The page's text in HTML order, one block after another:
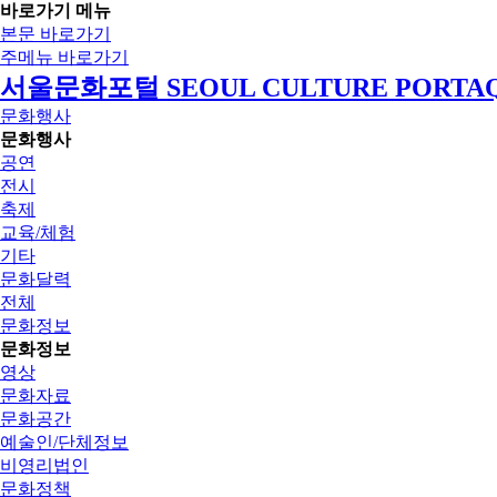
바로가기 메뉴
본문 바로가기
주메뉴 바로가기
서울문화포털 SEOUL CULTURE
문화행사
문화행사
공연
전시
축제
교육/체험
기타
문화달력
전체
문화정보
문화정보
영상
문화자료
문화공간
예술인/단체정보
비영리법인
문화정책